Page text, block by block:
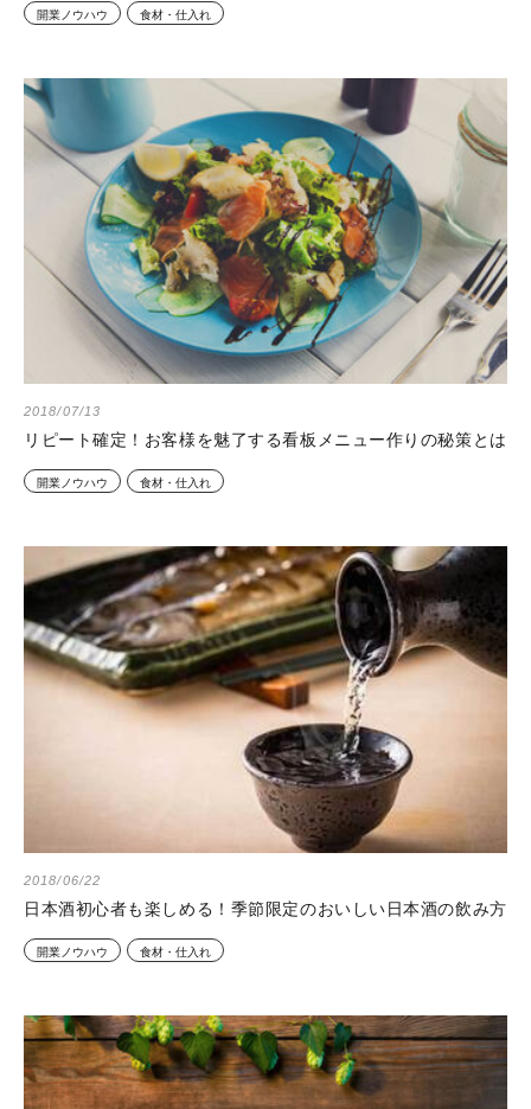
開業ノウハウ 食材・仕入れ
2018/07/13
リピート確定！お客様を魅了する看板メニュー作りの秘策とは
開業ノウハウ 食材・仕入れ
2018/06/22
日本酒初心者も楽しめる！季節限定のおいしい日本酒の飲み方
開業ノウハウ 食材・仕入れ